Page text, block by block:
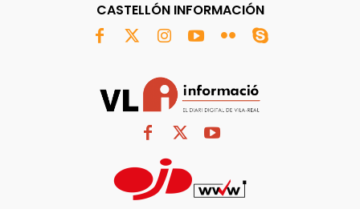
CASTELLÓN INFORMACIÓN